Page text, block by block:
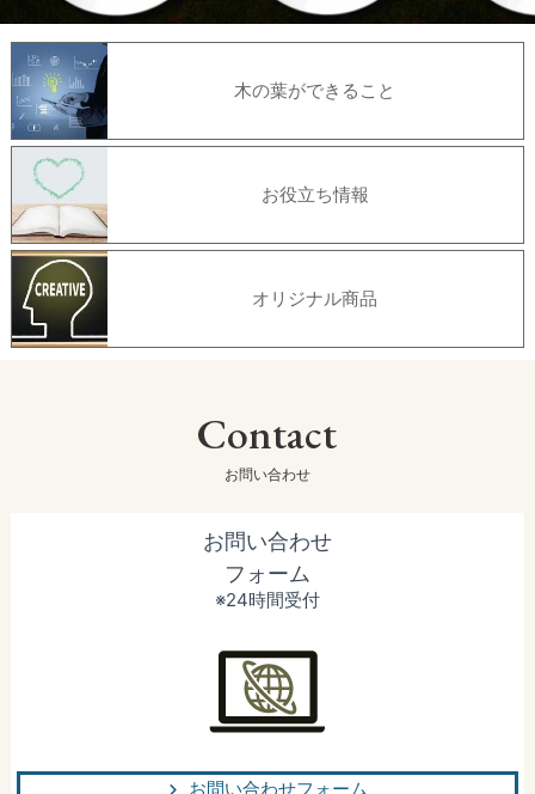
木の葉ができること
お役立ち情報
オリジナル商品
Contact
お問い合わせ
お問い合わせ
フォーム
※24時間受付
お問い合わせフォーム